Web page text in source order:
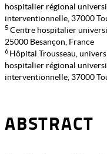
hospitalier régional
interventionnelle, 37000
5 Centre hospitalier
25000 Besançon, France
6 Hôpital Trousseau,
hospitalier régional
interventionnelle, 37000
ABSTRACT